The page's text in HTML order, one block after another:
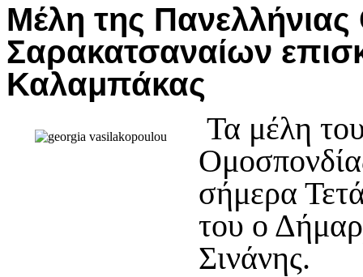
Μέλη της
Σαρακατσαναίων
Καλαμπάκας
Τα μέλη
σήμερα
του ο
Σινάνης.